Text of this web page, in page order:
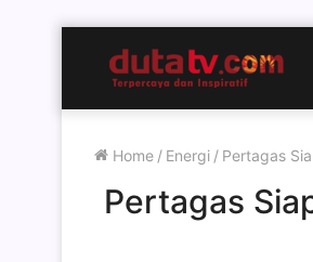
Home / Energi / Pertagas
Pertagas